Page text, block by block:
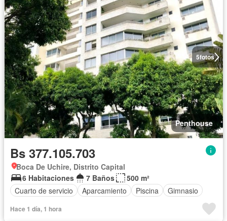
5fotos
Penthouse
Bs 377.105.703
Boca De Uchire, Distrito Capital
6 Habitaciones
7 Baños
500 m²
Cuarto de servicio
Aparcamiento Piscina Gimnasio
Hace 1 día, 1 hora